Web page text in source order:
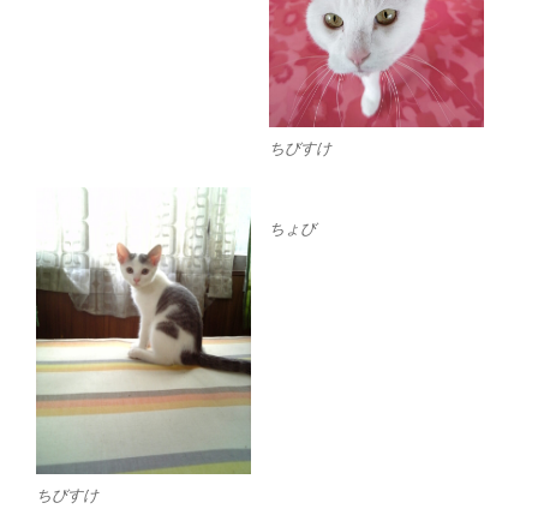
ちびすけ
ちびすけ
ちょび